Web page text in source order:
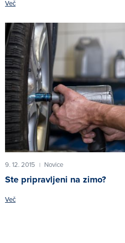
Več
9. 12. 2015 | Novice
Ste pripravljeni na zimo?
Več